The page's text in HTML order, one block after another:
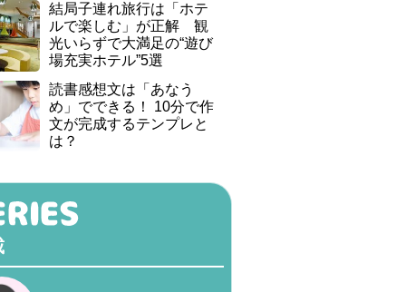
結局子連れ旅行は「ホテ
ルで楽しむ」が正解 観
光いらずで大満足の“遊び
場充実ホテル”5選
読書感想文は「あなう
め」でできる！ 10分で作
文が完成するテンプレと
は？